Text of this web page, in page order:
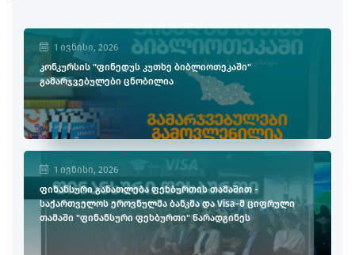
1 ივნისი, 2026
კონკურსის "ფინედუს კუთხე ბიბლიოთეკაში"
გამარჯვებულები ცნობილია
1 ივნისი, 2026
ფინანსური განათლება ფეხბურთის თამაშით -
საქართველოს ეროვნულმა ბანკმა და Visa-მ ციფრული
თამაში "ფინანსური ფეხბურთი" წარადგინეს